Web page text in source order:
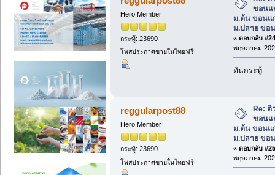
Hero Member
กระทู้: 23690
โพสประกาศขายในไทยฟรี
ขอนแ
ม.ต้น ขอนแ
ม.ปลาย ขอ
« ตอบกลับ
พฤษภาคม
ดันกระทู้
reggularpost88
Hero Member
กระทู้: 23690
โพสประกาศขายในไทยฟรี
Re:
ขอนแ
ม.ต้น ขอนแ
ม.ปลาย ขอ
« ตอบกลับ
พฤษภาคม